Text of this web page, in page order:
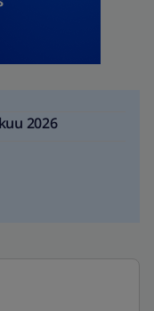
2026